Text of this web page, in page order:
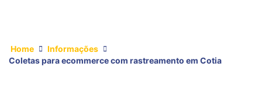
Home
Informações
Coletas para ecommerce com rastreamento em Cotia